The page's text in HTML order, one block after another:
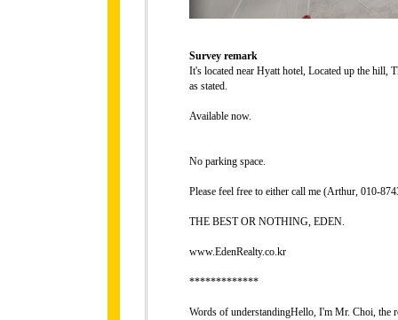
Survey remark
It's located near Hyatt hotel, Located up the hill,
as stated.
Available now.
No parking space.
Please feel free to either call me (Arthur, 010-
THE BEST OR NOTHING, EDEN.
www.EdenRealty.co.kr
*************
Words of understandingHello, I'm Mr. Choi, the